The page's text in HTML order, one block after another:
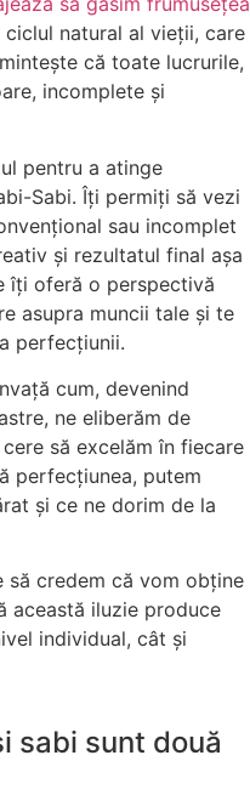
ciclul natural al vieții, care
că toate lucrurile,
incomplete și
pentru a atinge
Sabi. Îți permiți să vezi
sau incomplet
și rezultatul final așa
îți oferă o perspectivă
asupra muncii tale și te
perfecțiunii.
cum, devenind
ne eliberăm de
să excelăm în fiecare
perfecțiunea, putem
și ce ne dorim de la
să credem că vom obține
această iluzie produce
individual, cât și
sabi sunt două